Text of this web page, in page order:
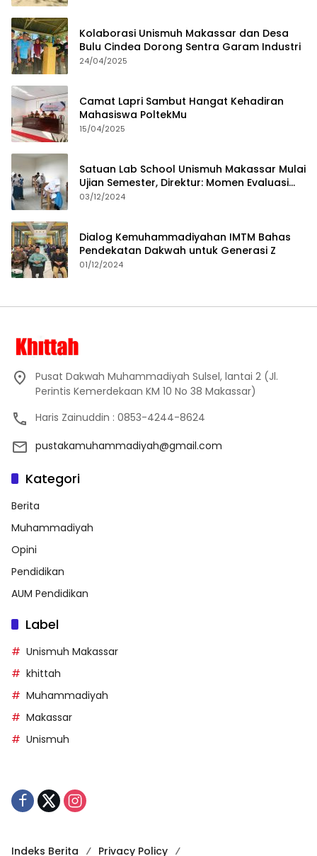
Kolaborasi Unismuh Makassar dan Desa
Bulu Cindea Dorong Sentra Garam Industri
24/04/2025
Camat Lapri Sambut Hangat Kehadiran
Mahasiswa PoltekMu
15/04/2025
Satuan Lab School Unismuh Makassar Mulai
Ujian Semester, Direktur: Momen Evaluasi
Proses Pembelajaran
03/12/2024
Dialog Kemuhammadiyahan IMTM Bahas
Pendekatan Dakwah untuk Generasi Z
01/12/2024
Pusat Dakwah Muhammadiyah Sulsel, lantai 2 (Jl.
Perintis Kemerdekaan KM 10 No 38 Makassar)
Haris Zainuddin : 0853-4244-8624
pustakamuhammadiyah@gmail.com
Kategori
Berita
Muhammadiyah
Opini
Pendidikan
AUM Pendidikan
Label
Unismuh Makassar
khittah
Muhammadiyah
Makassar
Unismuh
Indeks Berita Privacy Policy